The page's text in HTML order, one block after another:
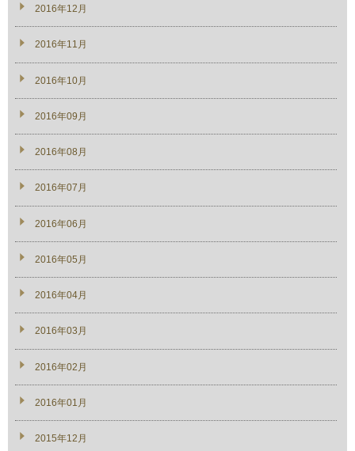
2016年12月
2016年11月
2016年10月
2016年09月
2016年08月
2016年07月
2016年06月
2016年05月
2016年04月
2016年03月
2016年02月
2016年01月
2015年12月